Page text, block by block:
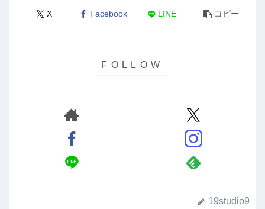
X Facebook LINE コピー
19studio9